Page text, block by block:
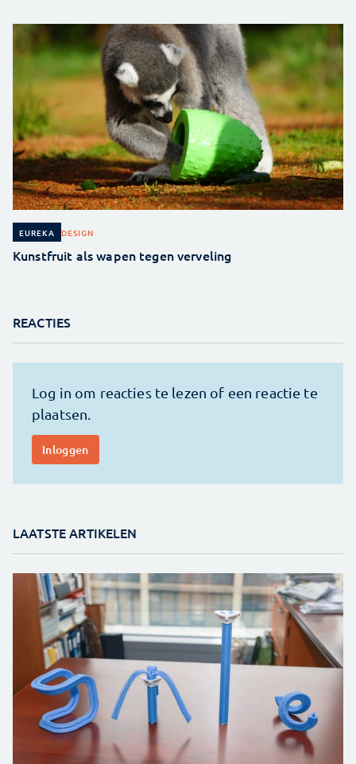
EUREKA DESIGN
Kunstfruit als wapen tegen verveling
REACTIES
LAATSTE ARTIKELEN